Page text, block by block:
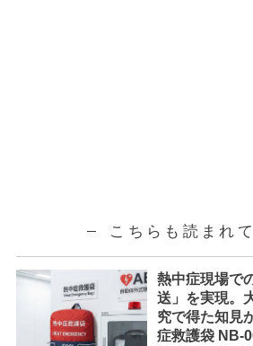
こちらも読まれ
熱中症現場で
送」を実現。
究で得た知見
症救護袋 NB-